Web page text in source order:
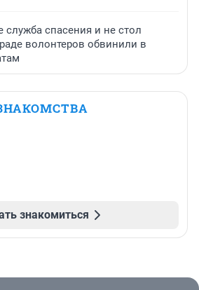
спасения и не стол
волонтеров обвинили в
знакомиться